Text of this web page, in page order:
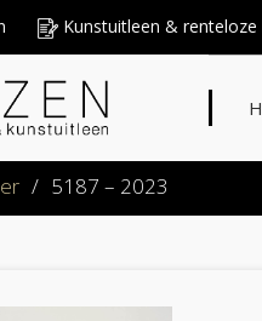
Kunstuitleen &
/ 5187 – 2023